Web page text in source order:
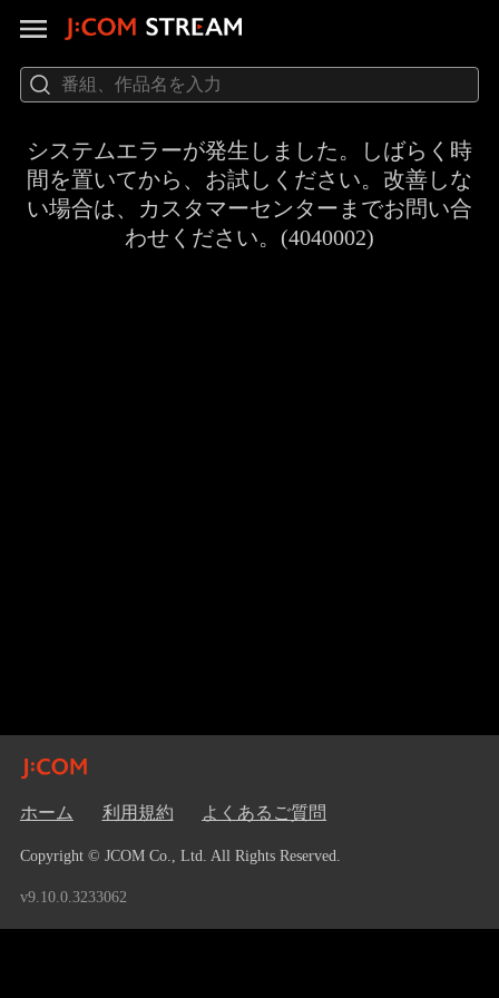
システムエラーが発生しました。しばらく時
間を置いてから、お試しください。改善しな
い場合は、カスタマーセンターまでお問い合
わせください。(4040002)
ホーム 利用規約 よくあるご質問
Copyright © JCOM Co., Ltd. All Rights Reserved.
v9.10.0.3233062